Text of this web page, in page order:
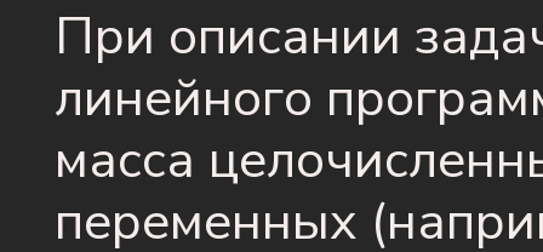
При описании
линейного
масса
переменных